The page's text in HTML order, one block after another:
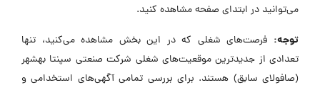
می‌توانید در ابتدای صفحه مشاهده کنید.
توجه: فرصت‌های شغلی که در این بخش مشاهده می‌کنید، تنها
تعدادی از جدیدترین موقعیت‌های شغلی شرکت صنعتی سپنتا بهشهر
(صافولای سابق) هستند. برای بررسی تمامی آگهی‌های استخدامی و